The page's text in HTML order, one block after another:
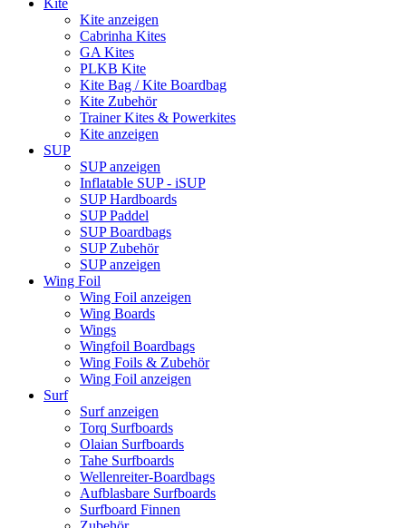
Kite
Kite anzeigen
Cabrinha Kites
GA Kites
PLKB Kite
Kite Bag / Kite Boardbag
Kite Zubehör
Trainer Kites & Powerkites
Kite anzeigen
SUP
SUP anzeigen
Inflatable SUP - iSUP
SUP Hardboards
SUP Paddel
SUP Boardbags
SUP Zubehör
SUP anzeigen
Wing Foil
Wing Foil anzeigen
Wing Boards
Wings
Wingfoil Boardbags
Wing Foils & Zubehör
Wing Foil anzeigen
Surf
Surf anzeigen
Torq Surfboards
Olaian Surfboards
Tahe Surfboards
Wellenreiter-Boardbags
Aufblasbare Surfboards
Surfboard Finnen